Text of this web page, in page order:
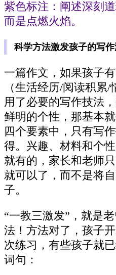
紫色标注：阐述深刻
而是点燃火焰。
科学方法激发孩子的写
一篇作文，如果孩子
（生活经历/阅读积累
用了必要的写作技法
鲜明的个性，那基本
四个要素中，只有写
得。兴趣、材料和个
就有的，家长和老师
就可以了，而不是将
子。
“一教三激发”，就是
法！方法对了，孩子
次练习，有些孩子就
词句：